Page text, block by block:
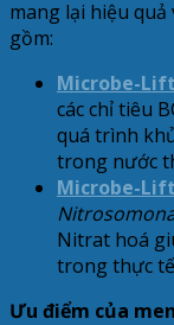
mang lại hiệu
gồm:
Microbe-
các chỉ tiêu
quá trình
trong nước
Microbe-
Nitrat hoá
trong thực
Ưu điểm của